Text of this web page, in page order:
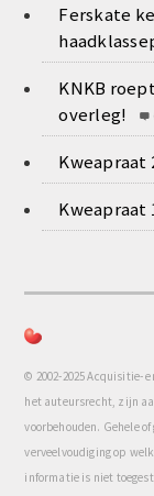
Ferskate
KNKB
overleg!
Kweapraat
Kweapraat
© 2002-2025 Acquisitie-
het auteursrecht, zijn
voorbehouden. Gehele
verveelvoudiging op
informatie is niet